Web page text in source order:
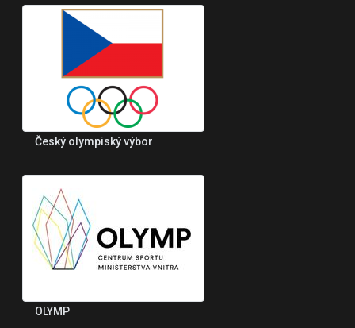
Český olympiský výbor
OLYMP